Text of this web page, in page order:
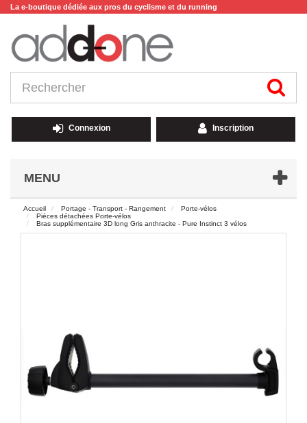
La e-boutique dédiée aux pros du cyclisme et du running
Connexion Inscription
MENU
Accueil Portage - Transport - Rangement
Porte-vélos
Pièces détachées Porte-vélos
Bras supplémentaire 3D long Gris anthracite - Pure Instinct 3 vélos